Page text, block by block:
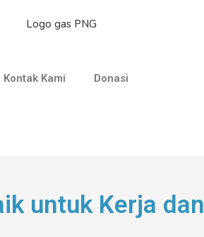
Kontak Kami Donasi
untuk Kerja dan